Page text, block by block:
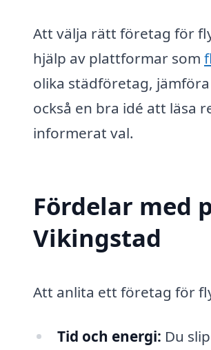
Att välja rätt företag för
hjälp av plattformar som
olika städföretag,
också en bra idé att läsa
informerat val.
Fördelar med
Vikingstad
Att anlita ett företag för
Tid och energi: Du